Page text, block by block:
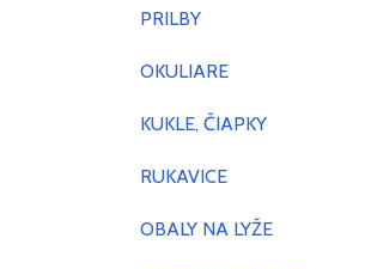
PRILBY
OKULIARE
KUKLE, ČIAPKY
RUKAVICE
OBALY NA LYŽE